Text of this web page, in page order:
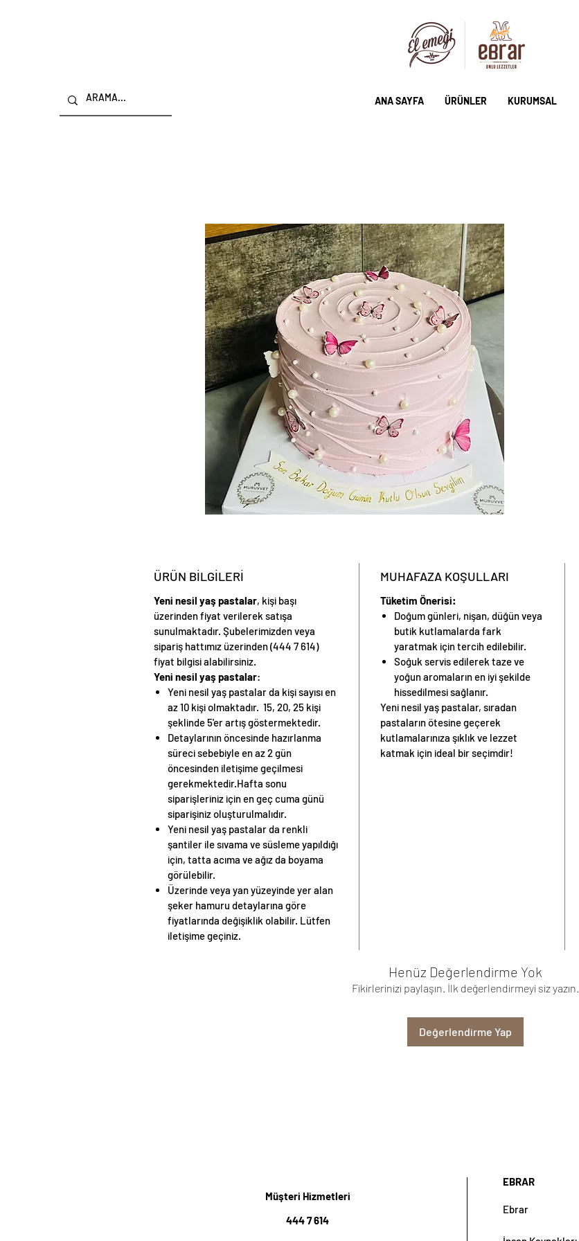
ANA SAYFA ÜRÜNLER KURUMSAL
ÜRÜN BİLGİLERİ
Yeni nesil yaş pastalar, kişi başı
üzerinden fiyat verilerek satışa
sunulmaktadır. Şubelerimizden veya
sipariş hattımız üzerinden (444 7 614)
fiyat bilgisi alabilirsiniz.
Yeni nesil yaş pastalar:
Yeni nesil yaş pastalar da kişi sayısıen
az 10 kişi olmaktadır. 15, 20, 25 kişi
şeklinde 5'er artış göstermektedir.
Detaylarının öncesinde hazırlanma
süreci sebebiyle en az 2 gün
öncesinden iletişime geçilmesi
gerekmektedir.Hafta sonu
siparişleriniz için en geç cuma günü
siparişiniz oluşturulmalıdır.
Yeni nesil yaş pastalar da renkli
şantiler ile sıvama ve süsleme yapıldığı
için, tatta acıma ve ağız da boyama
görülebilir.
Üzerinde veya yan yüzeyinde yer alan
şeker hamuru detaylarına göre
fiyatlarında değişiklik olabilir. Lütfen
iletişime geçiniz.
MUHAFAZA KOŞULLARI
Tüketim Önerisi:
Doğum günleri, nişan, düğün veya
butik kutlamalarda fark
yaratmak için tercih edilebilir.
Soğuk servis edilerek taze ve
yoğun aromaların en iyi şekilde
hissedilmesi sağlanır.
Yeni nesil yaş pastalar, sıradan
pastaların ötesine geçerek
kutlamalarınıza şıklık ve lezzet
katmak için ideal bir seçimdir!
Henüz Değerlendirme Yok
Fikirlerinizi paylaşın. İlk değerlendirmeyi siz yazın.
Değerlendirme Yap
Müşteri Hizmetleri
444 7 614
EBRAR
Ebrar